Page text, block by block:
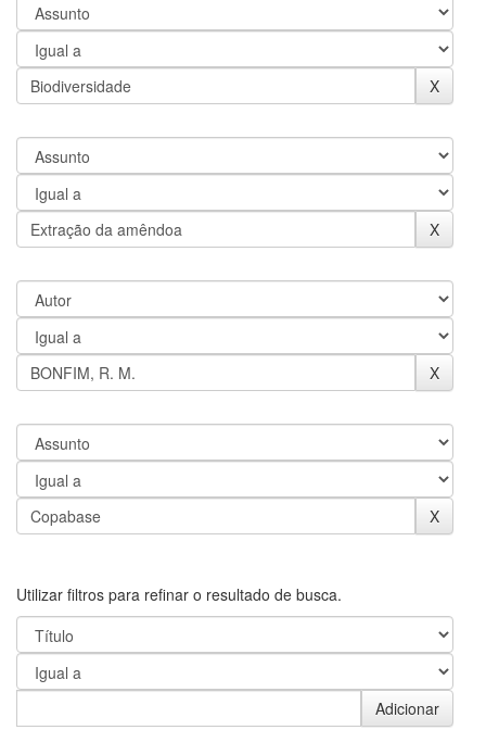
Utilizar filtros para refinar o resultado de busca.